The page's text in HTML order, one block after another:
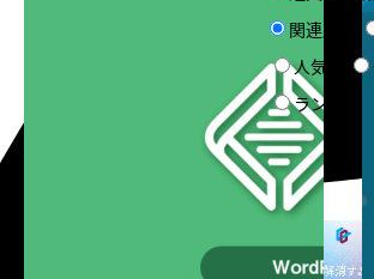
関連度順
人気順
ランダム